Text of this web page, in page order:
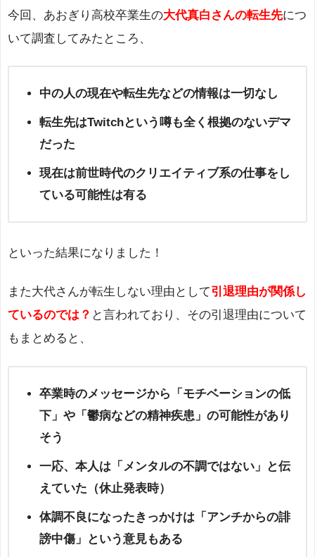
今回、あおぎり高校卒業生の大代真白さんの転生先につ
いて調査してみたところ、
中の人の現在や転生先などの情報は一切なし
転生先はTwitchという噂も全く根拠のないデマ
だった
現在は前世時代のクリエイティブ系の仕事をし
ている可能性は有る
といった結果になりました！
また大代さんが転生しない理由として引退理由が関係し
ているのでは？ と言われており、その引退理由について
もまとめると、
卒業時のメッセージから「モチベーションの低
下」や「鬱病などの精神疾患」の可能性があり
そう
一応、本人は「メンタルの不調ではない」と伝
えていた（休止発表時）
体調不良になったきっかけは「アンチからの誹
謗中傷」という意見もある